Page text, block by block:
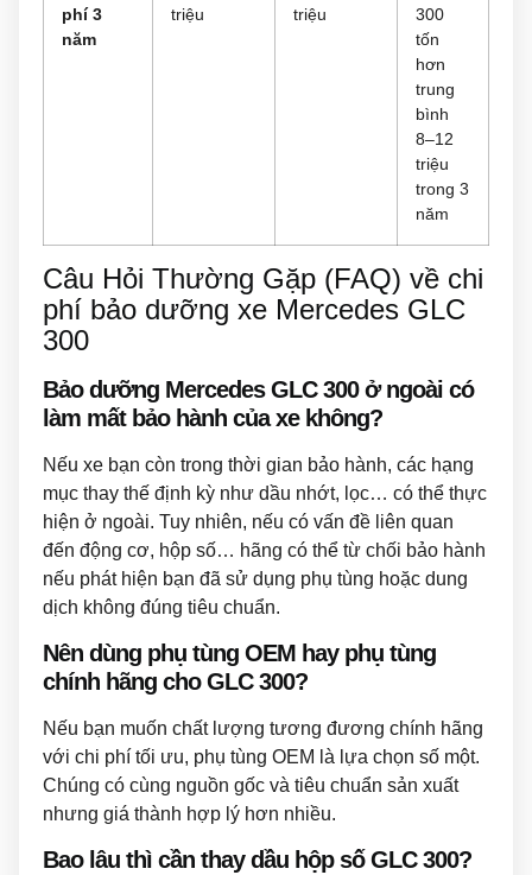
phí 3
năm
triệu
triệu
300
tốn
hơn
trung
bình
8–12
triệu
trong 3
năm
Câu Hỏi Thường Gặp (FAQ) về chi
phí bảo dưỡng xe Mercedes GLC
300
Bảo dưỡng Mercedes GLC 300 ở ngoài có
làm mất bảo hành của xe không?
Nếu xe bạn còn trong thời gian bảo hành, các hạng
mục thay thế định kỳ như dầu nhớt, lọc… có thể thực
hiện ở ngoài. Tuy nhiên, nếu có vấn đề liên quan
đến động cơ, hộp số… hãng có thể từ chối bảo hành
nếu phát hiện bạn đã sử dụng phụ tùng hoặc dung
dịch không đúng tiêu chuẩn.
Nên dùng phụ tùng OEM hay phụ tùng
chính hãng cho GLC 300?
Nếu bạn muốn chất lượng tương đương chính hãng
với chi phí tối ưu, phụ tùng OEM là lựa chọn số một.
Chúng có cùng nguồn gốc và tiêu chuẩn sản xuất
nhưng giá thành hợp lý hơn nhiều.
Bao lâu thì cần thay dầu hộp số GLC 300?